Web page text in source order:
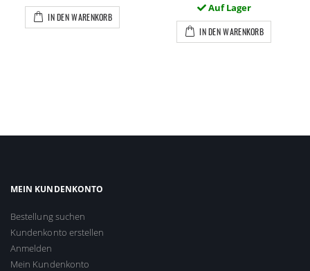
IN DEN WARENKORB
Auf Lager
IN DEN WARENKORB
MEIN KUNDENKONTO
Bestellung suchen
Kundenkonto erstellen
Anmelden
Mein Kundenkonto